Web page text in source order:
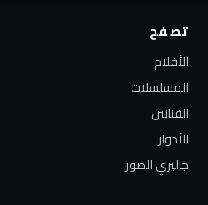
تصفح
الأفلام
المسلسلات
الفنانين
الأدوار
جاليري الصور